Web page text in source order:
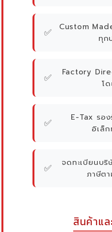
✅
Custom
ทุก
✅
Factory
โ
✅
E-Tax รอ
อิเล็
✅
จดทะเบียนบริ
ภาษีต
สินค้าแล